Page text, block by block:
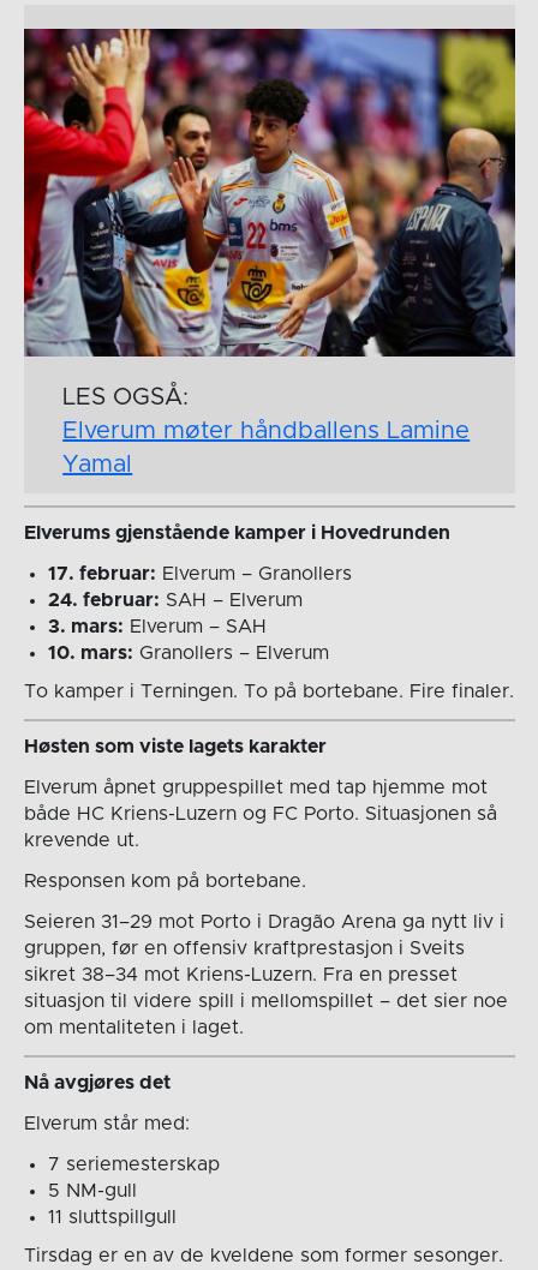
LES OGSÅ:
Elverum møter håndballens Lamine
Yamal
Elverums gjenstående kamper i Hovedrunden
17. februar: Elverum – Granollers
24. februar: SAH – Elverum
3. mars: Elverum – SAH
10. mars: Granollers – Elverum
To kamper i Terningen. To på bortebane. Fire finaler.
Høsten som viste lagets karakter
Elverum åpnet gruppespillet med tap hjemme mot
både HC Kriens-Luzern og FC Porto. Situasjonen så
krevende ut.
Responsen kom på bortebane.
Seieren 31–29 mot Porto i Dragão Arena ga nytt liv i
gruppen, før en offensiv kraftprestasjon i Sveits
sikret 38–34 mot Kriens-Luzern. Fra en presset
situasjon til videre spill i mellomspillet – det sier noe
om mentaliteten i laget.
Nå avgjøres det
Elverum står med:
7 seriemesterskap
5 NM-gull
11 sluttspillgull
Tirsdag er en av de kveldene som former sesonger.